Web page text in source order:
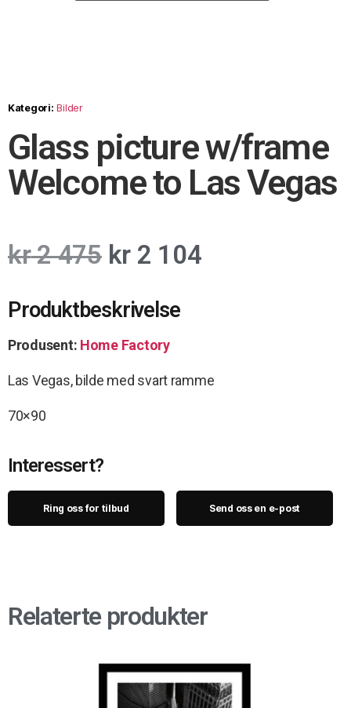
Kategori: Bilder
Glass picture w/frame
Welcome to Las Vegas
kr2 475 kr 2 104
Produktbeskrivelse
Produsent: Home Factory
Las Vegas, bilde med svart ramme
70×90
Interessert?
Ring oss for tilbud Send oss en e-post
Relaterte produkter